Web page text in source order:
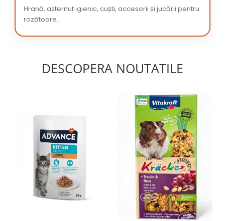
Hrană, așternut igienic, cuști, accesorii și jucării pentru
rozătoare.
DESCOPERA NOUTATILE